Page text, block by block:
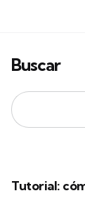
Buscar
Tutorial: